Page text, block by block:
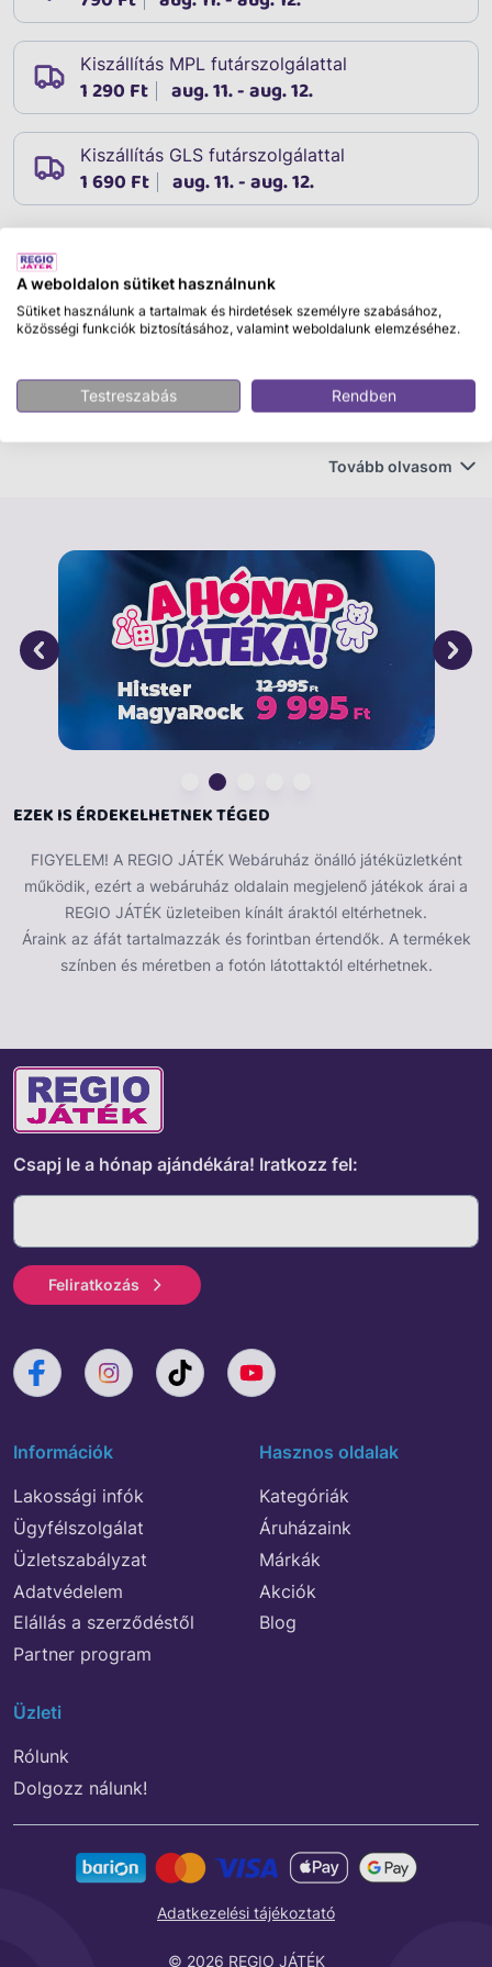
Kiszállítás MPL futárszolgálattal
1 290 Ft aug. 11. - aug. 12.
Kiszállítás GLS futárszolgálattal
1 690 Ft aug. 11. - aug. 12.
Leírás
LEGO Duplo town 10443 Először a repülőtéren
vágjanak bele új élményekbe az Először a repülőtéren
szórakozhatnak, miközben eljátsszák, hogy
játékkészlet rengeteg eleme inspirálja a fantáziadús
játékot. Tartalmaz egy ellenőrzőpultot, ahol a gyerekek
eljátszhatják, hogy átvilágítják a szalagon haladó
bőröndöt, egy légiforgalmi irányítótornyot és egy
mozgatható játék repülőt, amelybe a plüssmackó-, a
gyermek- és a pilótafigura illeszthető.
Tovább olvasom
EZEK IS ÉRDEKELHETNEK TÉGED
FIGYELEM! A REGIO JÁTÉK Webáruház önálló játéküzletként
működik, ezért a webáruház oldalain megjelenő játékok árai a
REGIO JÁTÉK üzleteiben kínált áraktól eltérhetnek.
Áraink az áfát tartalmazzák és forintban értendők. A termékek
színben és méretben a fotón látottaktól eltérhetnek.
Csapj le a hónap ajándékára! Iratkozz fel:
Feliratkozás
Információk
Lakossági infók
Ügyfélszolgálat
Üzletszabályzat
Adatvédelem
Elállás a szerződéstől
Partner program
Hasznos oldalak
Kategóriák
Áruházaink
Márkák
Akciók
Blog
Üzleti
Rólunk
Dolgozz nálunk!
© 2026 REGIO JÁTÉK
Adatkezelési tájékoztató
A weboldalon sütiket használnunk
Sütiket használunk a tartalmak és hirdetések személyre szabásához,
közösségi funkciók biztosításához, valamint weboldalunk elemzéséhez.
Testreszabás Rendben